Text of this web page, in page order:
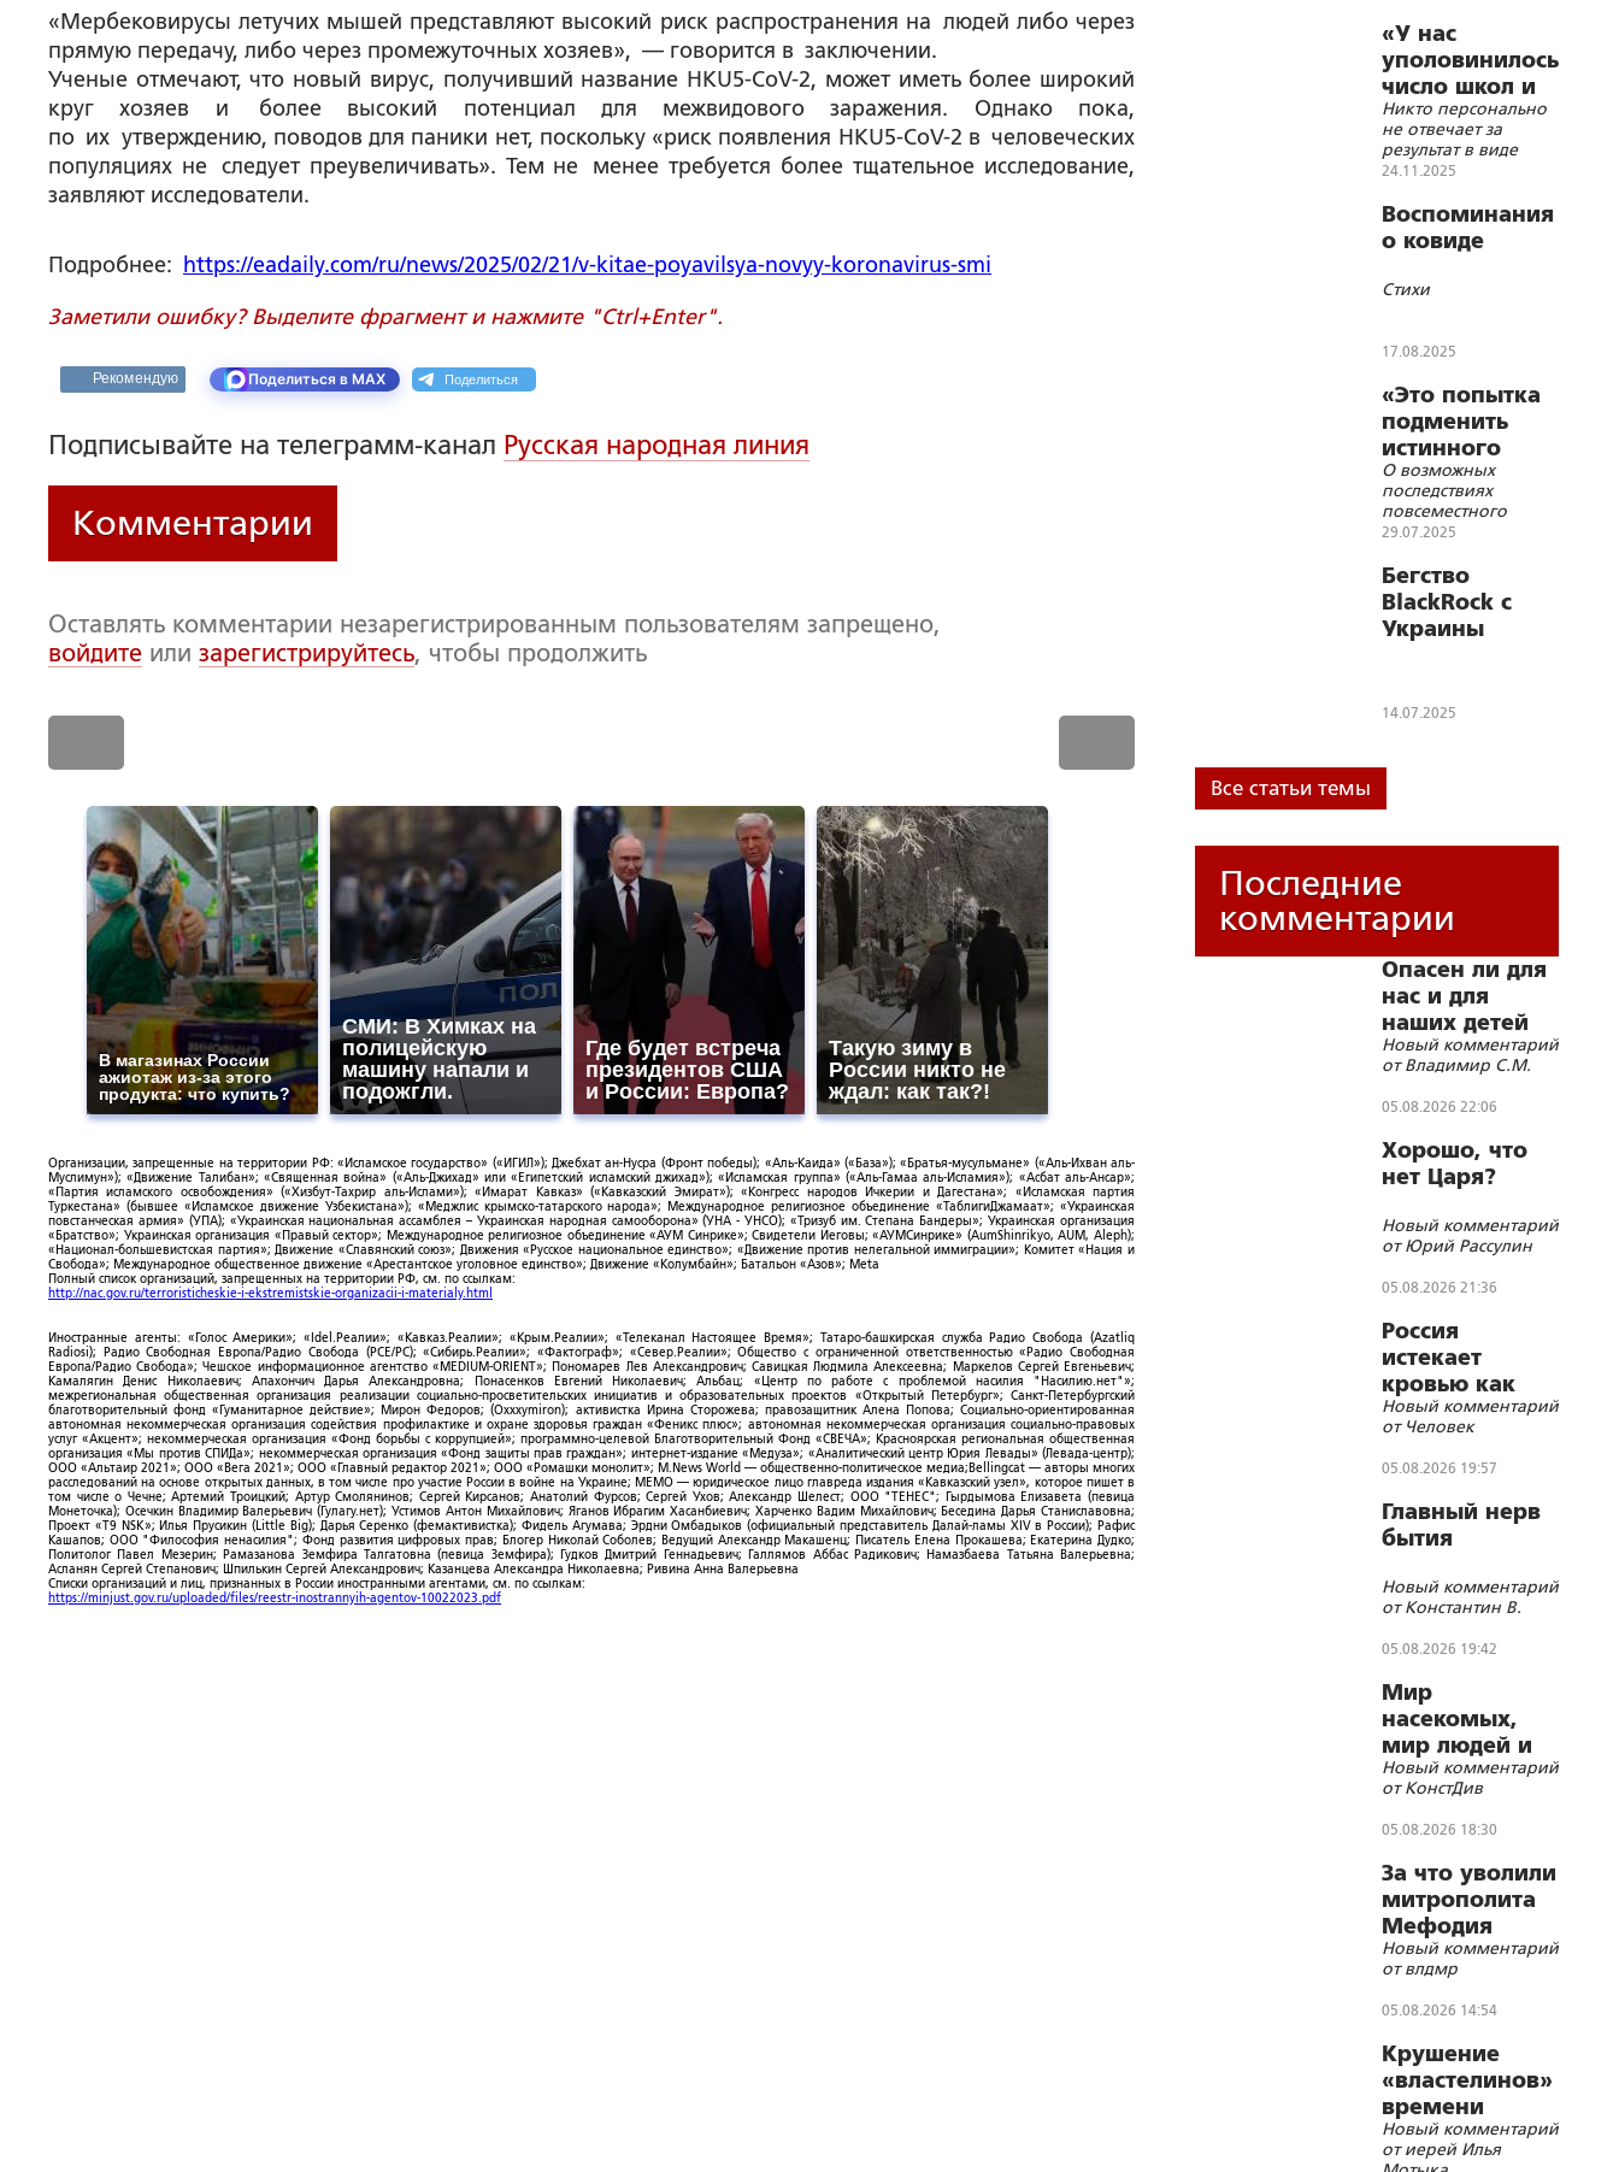
«Мербековирусы летучих мышей представляют высокий риск распространения на людей либо через
прямую передачу, либо через промежуточных хозяев», — говорится в заключении.
Ученые отмечают, что новый вирус, получивший название HKU5-CoV-2, может иметь более широкий
круг хозяев и более высокий потенциал для межвидового заражения. Однако пока,
по их утверждению, поводов для паники нет, поскольку «риск появления HKU5-CoV-2 в человеческих
популяциях не следует преувеличивать». Тем не менее требуется более тщательное исследование,
заявляют исследователи.
Подробнее: https://eadaily.com/ru/news/2025/02/21/v-kitae-poyavilsya-novyy-koronavirus-smi
Заметили ошибку? Выделите фрагмент и нажмите "Ctrl+Enter".
Рекомендую Поделиться в MAX Поделиться
Подписывайте на телеграмм-канал Русская народная линия
Комментарии
Оставлять комментарии незарегистрированным пользователям запрещено,
войдите или зарегистрируйтесь, чтобы продолжить
В магазинах России
ажиотаж из-за этого
продукта: что купить?
СМИ: В Химках на
полицейскую
машину напали и
подожгли.
Где будет встреча
президентов США
и России: Европа?
Такую зиму в
России никто не
ждал: как так?!
Организации, запрещенные на территории РФ: «Исламское государство» («ИГИЛ»); Джебхат ан-Нусра (Фронт победы); «Аль-Каида» («База»); «Братья-мусульмане» («Аль-Ихван аль-
Муслимун»); «Движение Талибан»; «Священная война» («Аль-Джихад» или «Египетский исламский джихад»); «Исламская группа» («Аль-Гамаа аль-Исламия»); «Асбат аль-Ансар»;
«Партия исламского освобождения» («Хизбут-Тахрир аль-Ислами»); «Имарат Кавказ» («Кавказский Эмират»); «Конгресс народов Ичкерии и Дагестана»; «Исламская партия
Туркестана» (бывшее «Исламское движение Узбекистана»); «Меджлис крымско-татарского народа»; Международное религиозное объединение «ТаблигиДжамаат»; «Украинская
повстанческая армия» (УПА); «Украинская национальная ассамблея – Украинская народная самооборона» (УНА - УНСО); «Тризуб им. Степана Бандеры»; Украинская организация
«Братство»; Украинская организация «Правый сектор»; Международное религиозное объединение «АУМ Синрике»; Свидетели Иеговы; «АУМСинрике» (AumShinrikyo, AUM, Aleph);
«Национал-большевистская партия»; Движение «Славянский союз»; Движения «Русское национальное единство»; «Движение против нелегальной иммиграции»; Комитет «Нация и
Свобода»; Международное общественное движение «Арестантское уголовное единство»; Движение «Колумбайн»; Батальон «Азов»; Meta
Полный список организаций, запрещенных на территории РФ, см. по ссылкам:
http://nac.gov.ru/terroristicheskie-i-ekstremistskie-organizacii-i-materialy.html
Иностранные агенты: «Голос Америки»; «Idel.Реалии»; «Кавказ.Реалии»; «Крым.Реалии»; «Телеканал Настоящее Время»; Татаро-башкирская служба Радио Свобода (Azatliq
Radiosi); Радио Свободная Европа/Радио Свобода (PCE/PC); «Сибирь.Реалии»; «Фактограф»; «Север.Реалии»; Общество с ограниченной ответственностью «Радио Свободная
Европа/Радио Свобода»; Чешское информационное агентство «MEDIUM-ORIENT»; Пономарев Лев Александрович; Савицкая Людмила Алексеевна; Маркелов Сергей Евгеньевич;
Камалягин Денис Николаевич; Апахончич Дарья Александровна; Понасенков Евгений Николаевич; Альбац; «Центр по работе с проблемой насилия "Насилию.нет"»;
межрегиональная общественная организация реализации социально-просветительских инициатив и образовательных проектов «Открытый Петербург»; Санкт-Петербургский
благотворительный фонд «Гуманитарное действие»; Мирон Федоров; (Oxxxymiron); активистка Ирина Сторожева; правозащитник Алена Попова; Социально-ориентированная
автономная некоммерческая организация содействия профилактике и охране здоровья граждан «Феникс плюс»; автономная некоммерческая организация социально-правовых
услуг «Акцент»; некоммерческая организация «Фонд борьбы с коррупцией»; программно-целевой Благотворительный Фонд «СВЕЧА»; Красноярская региональная общественная
организация «Мы против СПИДа»; некоммерческая организация «Фонд защиты прав граждан»; интернет-издание «Медуза»; «Аналитический центр Юрия Левады» (Левада-центр);
ООО «Альтаир 2021»; ООО «Вега 2021»; ООО «Главный редактор 2021»; ООО «Ромашки монолит»; M.News World — общественно-политическое медиа;Bellingcat — авторы многих
расследований на основе открытых данных, в том числе про участие России в войне на Украине; МЕМО — юридическое лицо главреда издания «Кавказский узел», которое пишет в
том числе о Чечне; Артемий Троицкий; Артур Смолянинов; Сергей Кирсанов; Анатолий Фурсов; Сергей Ухов; Александр Шелест; ООО "ТЕНЕС"; Гырдымова Елизавета (певица
Монеточка); Осечкин Владимир Валерьевич (Гулагу.нет); Устимов Антон Михайлович; Яганов Ибрагим Хасанбиевич; Харченко Вадим Михайлович; Беседина Дарья Станиславовна;
Проект «T9 NSK»; Илья Прусикин (Little Big); Дарья Серенко (фемактивистка); Фидель Агумава; Эрдни Омбадыков (официальный представитель Далай-ламы XIV в России); Рафис
Кашапов; ООО "Философия ненасилия"; Фонд развития цифровых прав; Блогер Николай Соболев; Ведущий Александр Макашенц; Писатель Елена Прокашева; Екатерина Дудко;
Политолог Павел Мезерин; Рамазанова Земфира Талгатовна (певица Земфира); Гудков Дмитрий Геннадьевич; Галлямов Аббас Радикович; Намазбаева Татьяна Валерьевна;
Асланян Сергей Степанович; Шпилькин Сергей Александрович; Казанцева Александра Николаевна; Ривина Анна Валерьевна
Списки организаций и лиц, признанных в России иностранными агентами, см. по ссылкам:
https://minjust.gov.ru/uploaded/files/reestr-inostrannyih-agentov-10022023.pdf
«электронного
«У нас
уполовинилось
число школ и
больниц»
Никто персонально
не отвечает за
результат в виде
качества, уровня
жизни и
24.11.2025
Воспоминания
о ковиде
Стихи
17.08.2025
«Это попытка
подменить
истинного
Бога идолом в
новом
обличии»
О возможных
последствиях
повсеместного
внедрения в жизнь
интеллекта
29.07.2025
Бегство
BlackRock с
Украины
14.07.2025
Все статьи темы
Последние
комментарии
Опасен ли для
нас и для
наших детей
«бегущий
гуру»?
Новый комментарий
от Владимир С.М.
05.08.2026 22:06
Хорошо, что
нет Царя?
Новый комментарий
от Юрий Рассулин
05.08.2026 21:36
Россия
истекает
кровью как
жертвенное
животное?
Новый комментарий
от Человек
05.08.2026 19:57
Главный нерв
бытия
Новый комментарий
от Константин В.
05.08.2026 19:42
Мир
насекомых,
мир людей и
блуд
Новый комментарий
от КонстДив
05.08.2026 18:30
За что уволили
митрополита
Мефодия
(Немцова)?
Новый комментарий
от влдмр
05.08.2026 14:54
Крушение
«властелинов»
времени
Новый комментарий
от иерей Илья